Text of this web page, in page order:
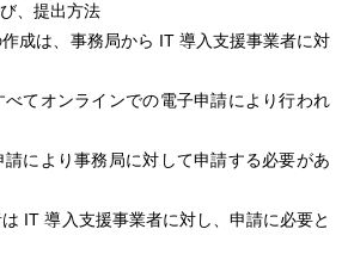
、提出方法
作成は、事務局から IT 導入支援事業者に対
てオンラインでの電子申請により行われ
により事務局に対して申請する必要があ
IT 導入支援事業者に対し、申請に必要と